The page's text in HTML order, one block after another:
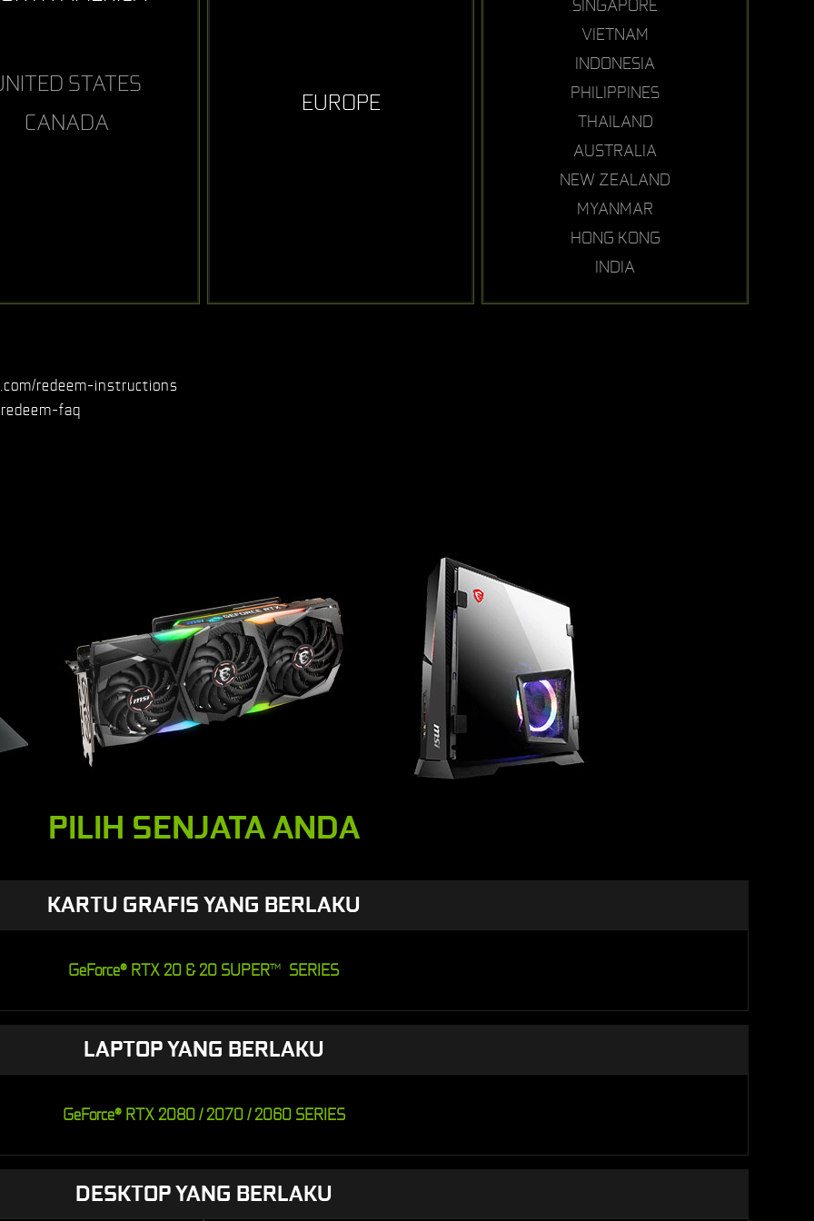
STATES
CANADA
EUROPE
SINGAPORE
VIETNAM
INDONESIA
PHILIPPINES
THAILAND
AUSTRALIA
NEW ZEALAND
MYANMAR
HONG KONG
INDIA
redeem-instructions
faq
PILIH SENJATA ANDA
KARTU GRAFIS YANG BERLAKU
GeForce® RTX 20 & 20 SUPERTM SERIES
LAPTOP YANG BERLAKU
GeForce® RTX 2080 / 2070 / 2060 SERIES
DESKTOP YANG BERLAKU